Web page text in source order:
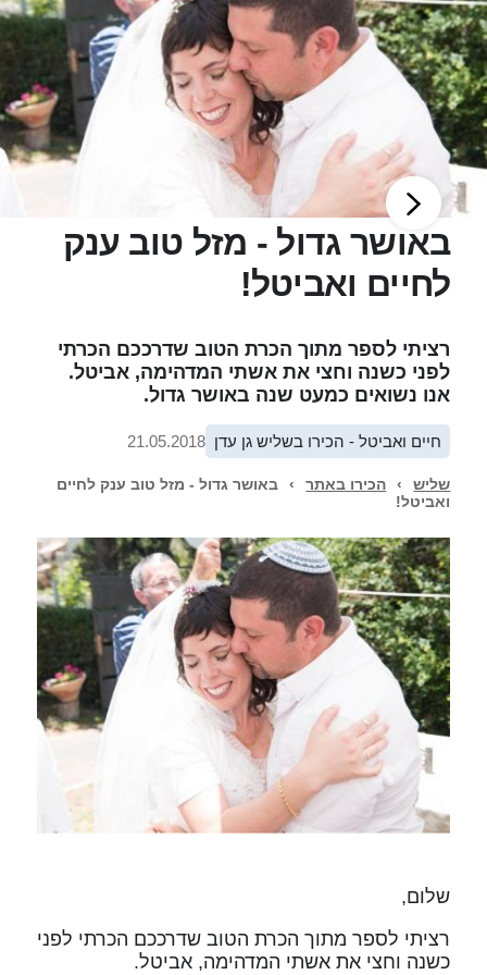
באושר גדול - מזל טוב ענק
לחיים ואביטל!
רציתי לספר מתוך הכרת הטוב שדרככם הכרתי
לפני כשנה וחצי את אשתי המדהימה, אביטל.
אנו נשואים כמעט שנה באושר גדול.
חיים ואביטל - הכירו בשליש גן עדן 21.05.2018
שליש › הכירו באתר ›
באושר גדול - מזל טוב ענק לחיים
ואביטל!
שלום,
רציתי לספר מתוך הכרת הטוב שדרככם הכרתי לפני
כשנה וחצי את אשתי המדהימה, אביטל.